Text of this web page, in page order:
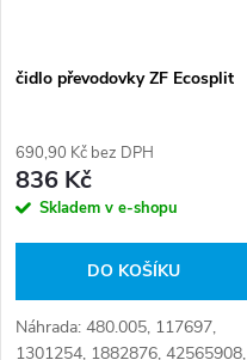
čidlo převodovky ZF Ecosplit
690,90 Kč bez DPH
836 Kč
Skladem v e-shopu
DO KOŠÍKU
Náhrada: 480.005, 117697,
1301254, 1882876, 42565908,